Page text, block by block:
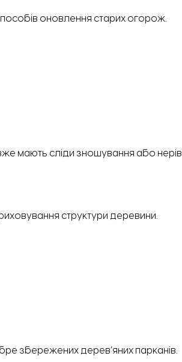
оновлення старих огорож.
мають сліди зношування або
структури деревини.
збережених дерев’яних парканів.